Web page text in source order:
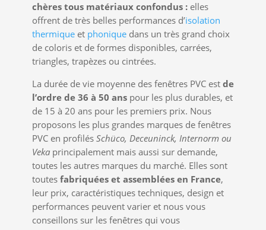
chères tous matériaux confondus :elles
offrent de très belles performances d’isolation
thermiqueet phoniquedans un très grand choix
de coloris et de formes disponibles, carrées,
triangles, trapèzes ou cintrées.
La durée de vie moyenne des fenêtres PVC est de
l’ordre de 36 à 50 anspour les plus durables, et
de 15 à 20 ans pour les premiers prix. Nous
proposons les plus grandes marques de fenêtres
PVC en profilés Schüco, Deceuninck, Internorm ou
Vekaprincipalement mais aussi sur demande,
toutes les autres marques du marché. Elles sont
toutes fabriquées et assemblées en France,
leur prix, caractéristiques techniques, design et
performances peuvent varier et nous vous
conseillons sur les fenêtres qui vous